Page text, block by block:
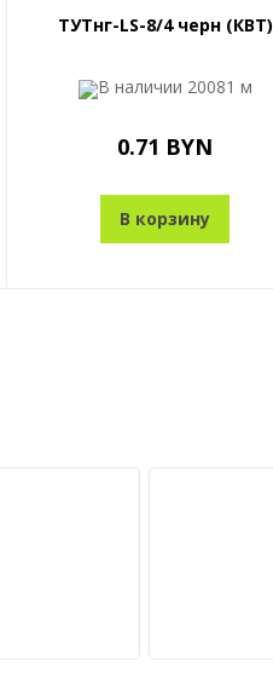
ТУТнг-LS-8/4 черн (КВТ)
В наличии 20081 м
0.71 BYN
В корзину